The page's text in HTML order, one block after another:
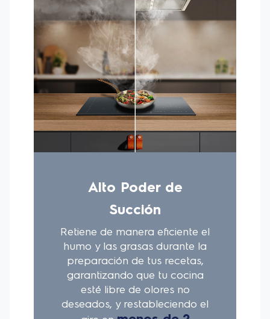
filtro de carbón activado mantiene tu cocina libre de
olores no deseados. Aptos para lavavajillas.
*Resultados obtenidos en ensayos internos según la
IEC 61591.
-3 Velocidades:Permite ajustar la velocidad entre
baja, media y alta según el uso y la receta,
garantizando una mayor eficiencia de la campana.
-Temporizador:Al activar la función de
temporizador, la campana permanece en
funcionamiento durante un tiempo adicional y se